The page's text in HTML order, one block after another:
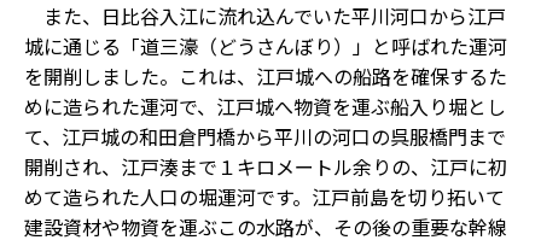
また、日比谷入江に流れ込んでいた平川河口から江戸
城に通じる「道三濠（どうさんぼり）」と呼ばれた運河
を開削しました。これは、江戸城への船路を確保するた
めに造られた運河で、江戸城へ物資を運ぶ船入り堀とし
て、江戸城の和田倉門橋から平川の河口の呉服橋門まで
開削され、江戸湊まで１キロメートル余りの、江戸に初
めて造られた人口の堀運河です。江戸前島を切り拓いて
建設資材や物資を運ぶこの水路が、その後の重要な幹線